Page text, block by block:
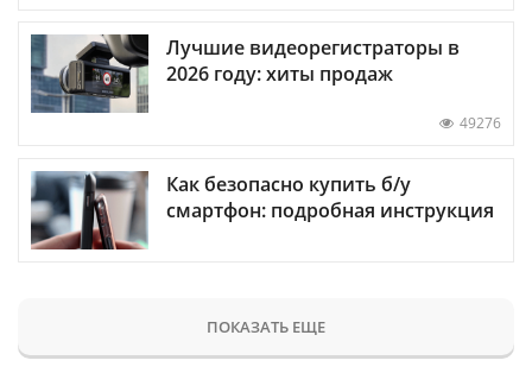
Лучшие видеорегистраторы в
2026 году: хиты продаж
49276
Как безопасно купить б/у
смартфон: подробная инструкция
ПОКАЗАТЬ ЕЩЕ